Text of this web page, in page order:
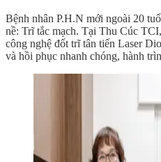
Bệnh nhân P.H.N mới ngoài 20
nề: Trĩ tắc mạch. Tại Thu Cúc
công nghệ đốt trĩ tân tiến Laser
và hồi phục nhanh chóng, hành